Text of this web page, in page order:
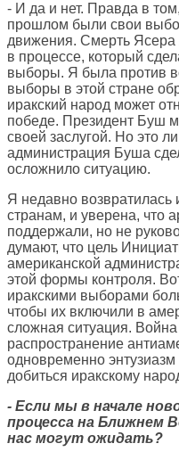
- И да и нет. Правда в
прошлом были свои
движения. Смерть
в процессе, который
выборы. Я была против
выборы в этой стране
иракский народ может
победе. Президент Буш
своей заслугой. Но это
администрация Буша
осложнило ситуацию.
Я недавно возвратилась
странам, и уверена, что
поддержали, но не
думают, что цель
американской
этой формы контроля.
иракскими выборами
чтобы их включили в
сложная ситуация.
распространение
одновременно энтузиазм
добиться иракскому
- Если мы в начале
процесса на Ближнем
нас могут ожидать?